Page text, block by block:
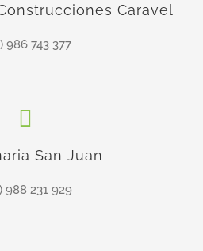
Caravel
986 743 377
San Juan
988 231 929